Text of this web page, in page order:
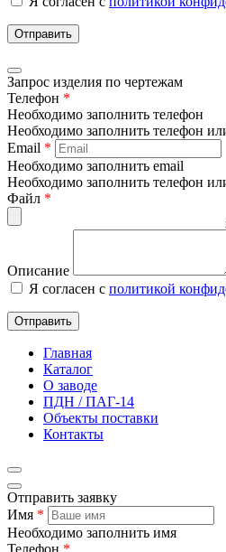
Отправить
Запрос изделия по чертежам
Телефон *
Необходимо заполнить телефон
Необходимо заполнить телефон
Email *
Необходимо заполнить email
Необходимо заполнить телефон
Файл *
Описание
Я согласен с политикой
Отправить
Главная
Каталог
О заводе
ПДН / ПАГ-14
Объекты поставки
Контакты
Отправить заявку
Имя *
Необходимо заполнить имя
Телефон *